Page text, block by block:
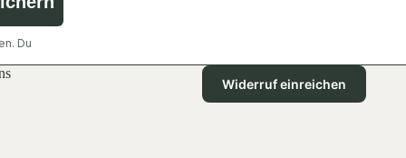
Du
Widerruf einreichen